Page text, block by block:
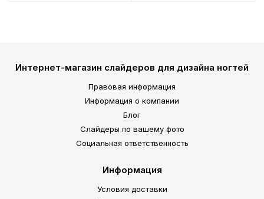
Интернет-магазин слайдеров для дизайна ногтей
Правовая информация
Информация о компании
Блог
Слайдеры по вашему фото
Социальная ответственность
Информация
Условия доставки